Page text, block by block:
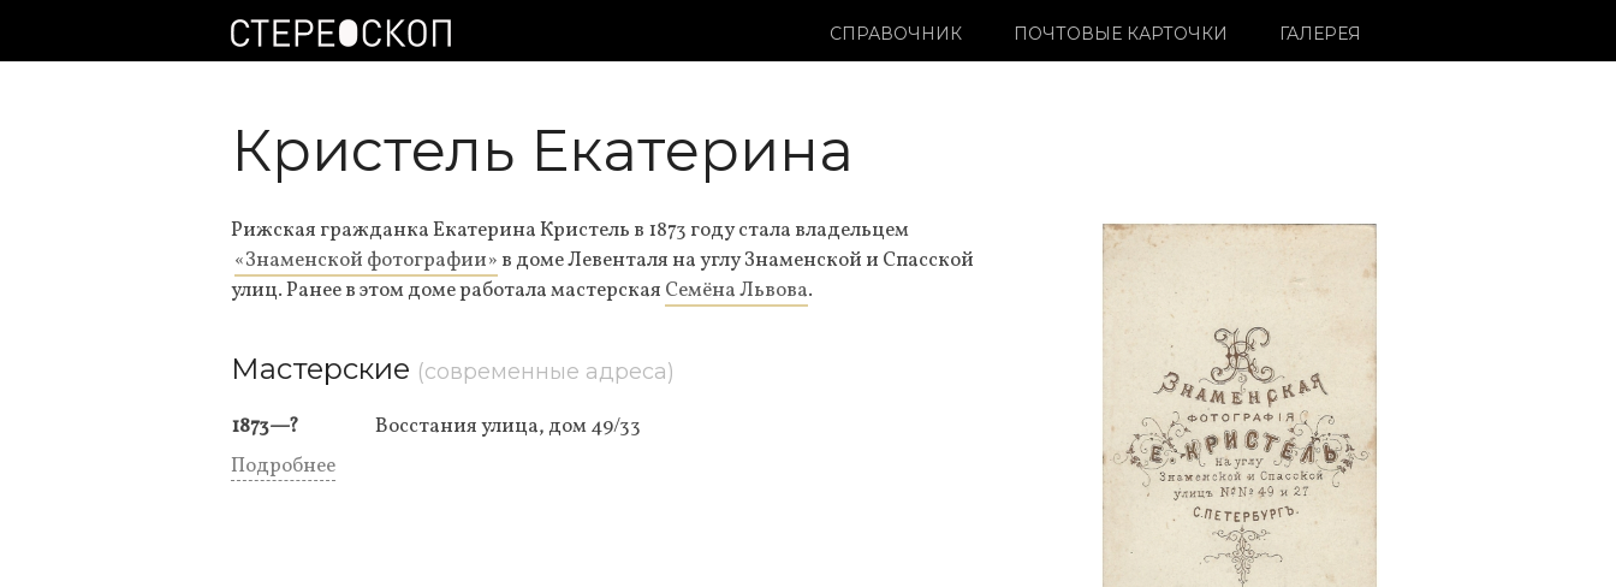
СПРАВОЧНИК ПОЧТОВЫЕ КАРТОЧКИ ГАЛЕРЕЯ
Кристель Екатерина
Рижская гражданка Екатерина Кристель в 1873 году стала владельцем
«Знаменской фотографии» в доме Левенталя на углу Знаменской и Спасской
улиц. Ранее в этом доме работала мастерская Семёна Львова.
Мастерские (современные адреса)
1873—?
Восстания улица, дом 49/33
Подробнее